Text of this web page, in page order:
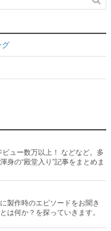
ュー数万以上！ などなど。多
身の“殿堂入り”記事をまとめま
製作時のエピソードをお聞き
は何か？を探っていきます。